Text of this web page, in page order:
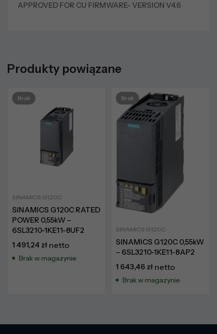
APPROVED FOR CU FIRMWARE- VERSION V4.6
Produkty powiązane
Brak
SINAMICS G120C
SINAMICS G120C RATED
POWER 0,55kW –
6SL3210-1KE11-8UF2
1 491,24 zł netto
Brak w magazynie
Brak
SINAMICS G120C
SINAMICS G120C 0,55kW
– 6SL3210-1KE11-8AP2
1 643,46 zł netto
Brak w magazynie